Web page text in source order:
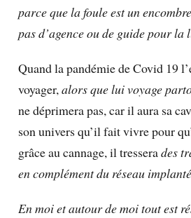
parce que la foule est un
pas d’agence ou de guide pour la
Quand la pandémie de Covid 19
voyager,alors que lui voyage
ne déprimera pas, car il aura sa
son univers qu’il fait vivre pour
grâce au cannage, il tresserades
en complément du réseau
En moi et autour de moi tout est